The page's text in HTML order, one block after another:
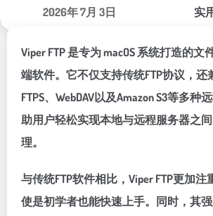
2026年 7月 3日 实
Viper FTP 是专为 macOS 系统打造的文
端软件。它不仅支持传统FTP协议，还兼
FTPS、WebDAV以及Amazon S3等多种
助用户轻松实现本地与远程服务器之
理。
与传统FTP软件相比，Viper FTP更加
使是初学者也能快速上手。同时，其